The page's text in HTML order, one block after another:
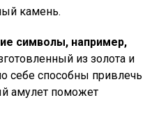
камень.
символы, например,
из золота и
себе способны привлечь
амулет поможет